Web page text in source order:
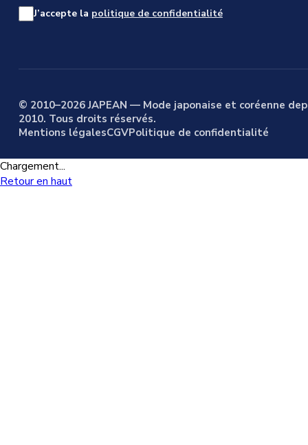
J’accepte la politique de confidentialité
© 2010–2026 JAPEAN — Mode japonaise et coréenne
2010. Tous droits réservés.
Mentions légalesCGVPolitique de confidentialité
Chargement...
Retour en haut